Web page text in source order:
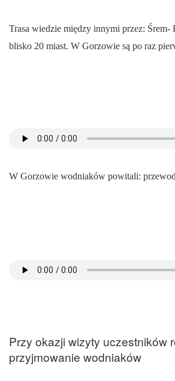
Trasa wiedzie między innymi przez:
blisko 20 miast. W Gorzowie są po raz
W Gorzowie wodniaków powitali:
Przy okazji wizyty uczestników
przyjmowanie wodniaków